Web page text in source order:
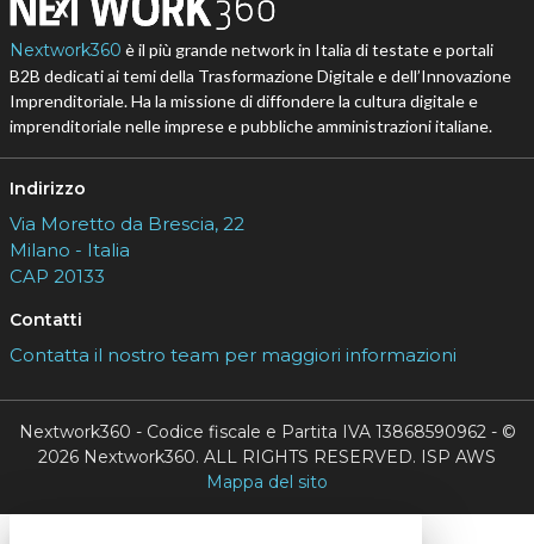
Nextwork360 è il più grande network in Italia di testate e portali
B2B dedicati ai temi della Trasformazione Digitale e dell’Innovazione
Imprenditoriale. Ha la missione di diffondere la cultura digitale e
imprenditoriale nelle imprese e pubbliche amministrazioni italiane.
Indirizzo
Via Moretto da Brescia, 22
Milano - Italia
CAP 20133
Contatti
Contatta il nostro team per maggiori informazioni
Nextwork360 - Codice fiscale e Partita IVA 13868590962 - ©
2026 Nextwork360. ALL RIGHTS RESERVED. ISP AWS
Mappa del sito